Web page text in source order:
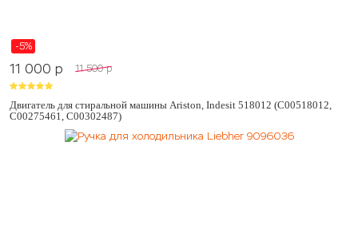
-5%
11 000 p 11 500 p
Двигатель для стиральной машины Ariston, Indesit 518012 (C00518012,
C00275461, C00302487)